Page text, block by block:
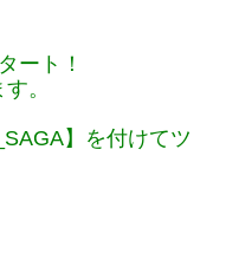
ート！
。
】を付けてツ